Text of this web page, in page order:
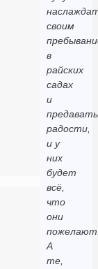
своим
в
райских
садах
и
радости,
и у
них
будет
всё,
что
они
А
те,